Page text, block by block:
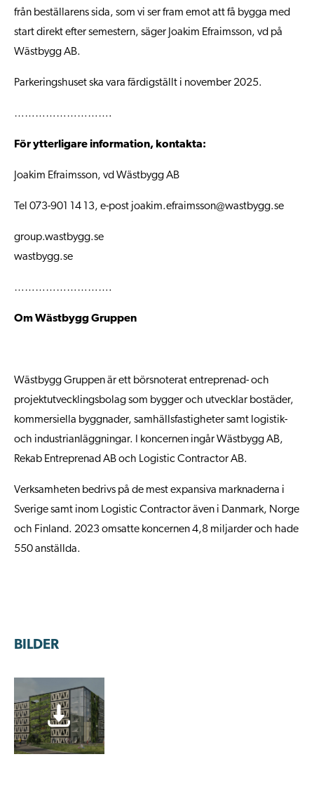
från beställarens sida, som vi ser fram emot att få bygga med
start direkt efter semestern, säger Joakim Efraimsson, vd på
Wästbygg AB.
Parkeringshuset ska vara färdigställt i november 2025.
……………………….
För ytterligare information, kontakta:
Joakim Efraimsson, vd Wästbygg AB
Tel 073-901 14 13, e-post joakim.efraimsson@wastbygg.se
group.wastbygg.se
wastbygg.se
……………………….
Om Wästbygg Gruppen
Wästbygg Gruppen är ett börsnoterat entreprenad- och
projektutvecklingsbolag som bygger och utvecklar bostäder,
kommersiella byggnader, samhällsfastigheter samt logistik-
och industrianläggningar. I koncernen ingår Wästbygg AB,
Rekab Entreprenad AB och Logistic Contractor AB.
Verksamheten bedrivs på de mest expansiva marknaderna i
Sverige samt inom Logistic Contractor även i Danmark, Norge
och Finland. 2023 omsatte koncernen 4,8 miljarder och hade
550 anställda.
BILDER